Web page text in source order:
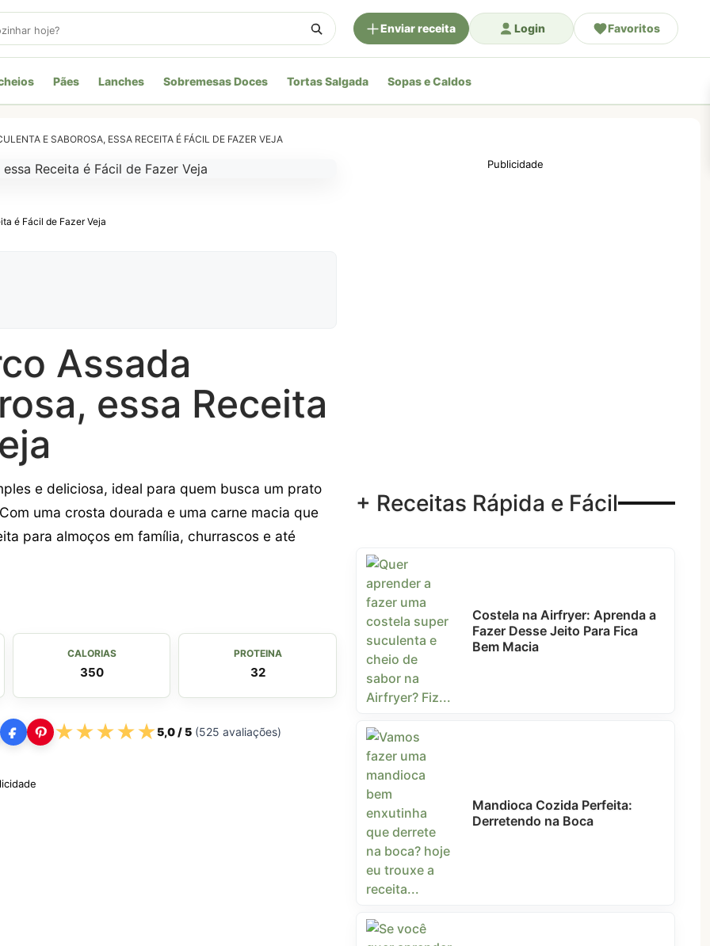
Enviar receita Login Favoritos
Pães Lanches Sobremesas Doces Tortas Salgada Sopas e Caldos
E SABOROSA, ESSA RECEITA É FÁCIL DE FAZER VEJA
é Fácil de Fazer Veja
Assada
essa Receita
e deliciosa, ideal para quem busca um prato
uma crosta dourada e uma carne macia que
para almoços em família, churrascos e até
CALORIAS
350
PROTEINA
32
★★★★★5,0/ 5 (525 avaliações)
Publicidade
+ Receitas Rápida e Fácil
Costela na Airfryer: Aprenda a
Fazer Desse Jeito Para Fica
Bem Macia
Mandioca Cozida Perfeita:
Derretendo na Boca